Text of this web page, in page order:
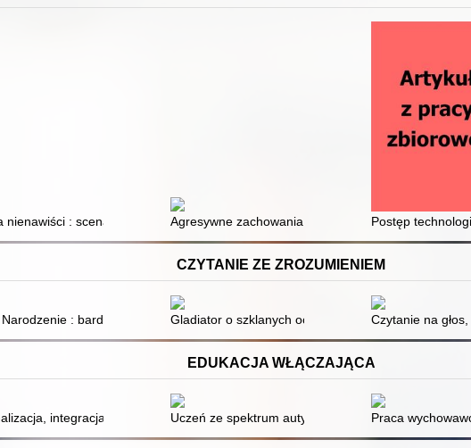
dokuczanie : jak wspierać starsze dzieci i nastolatki : 10 opowieści
nienawiści : scenariusz zajęć dla uczniów szkoły ponadpodstawowej,
Agresywne zachowania młodzieży w sieci :
Postęp
CZYTANIE ZE ZROZUMIENIEM
młodzieży z dysleksją : wyniki badań w języku słowackim
Narodzenie : bardzo proste czytankiGladiator o szklanych oczach albo karuzela
Czytanie na
EDUKACJA WŁĄCZAJĄCA
teoretyczne a perspektywa praktyczna Przedszkola Miejskiego nr 152 w
integracja i inkluzja społeczna w życiu osób niepełnosprawnych :
Uczeń ze spektrum autyzmu w szkole podstawowej
Praca